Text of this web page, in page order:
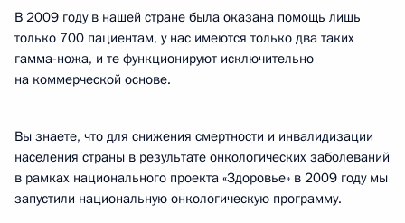
В 2009 году в нашей стране была оказана помощь лишь
только 700 пациентам, у нас имеются только два таких
гамма-ножа, и те функционируют исключительно
на коммерческой основе.
Вы знаете, что для снижения смертности и инвалидизации
населения страны в результате онкологических заболеваний
в рамках национального проекта «Здоровье» в 2009 году мы
запустили национальную онкологическую программу.